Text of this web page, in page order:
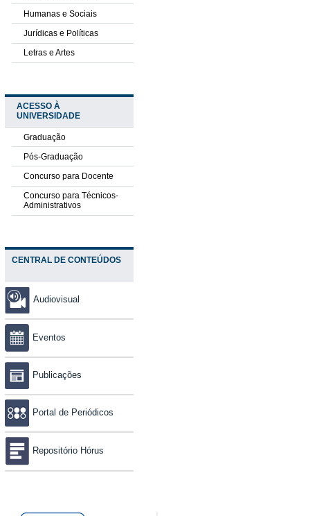
Humanas e Sociais
Jurídicas e Políticas
Letras e Artes
ACESSO À
UNIVERSIDADE
Graduação
Pós-Graduação
Concurso para Docente
Concurso para Técnicos-
Administrativos
CENTRAL DE CONTEÚDOS
Audiovisual
Eventos
Publicações
Portal de Periódicos
Repositório Hórus